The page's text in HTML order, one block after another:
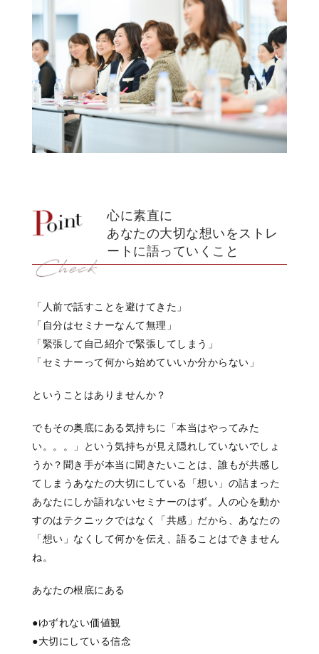
心に素直に
あなたの大切な想いをストレ
ートに語っていくこと
「人前で話すことを避けてきた」
「自分はセミナーなんて無理」
「緊張して自己紹介で緊張してしまう」
「セミナーって何から始めていいか分からない」
ということはありませんか？
でもその奥底にある気持ちに「本当はやってみた
い。。。」という気持ちが見え隠れしていないでしょ
うか？聞き手が本当に聞きたいことは、誰もが共感し
てしまうあなたの大切にしている「想い」の詰まった
あなたにしか語れないセミナーのはず。人の心を動か
すのはテクニックではなく「共感」だから、あなたの
「想い」なくして何かを伝え、語ることはできません
ね。
あなたの根底にある
●ゆずれない価値観
●大切にしている信念